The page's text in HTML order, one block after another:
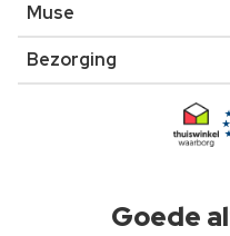
Muse
Bezorging
Goede